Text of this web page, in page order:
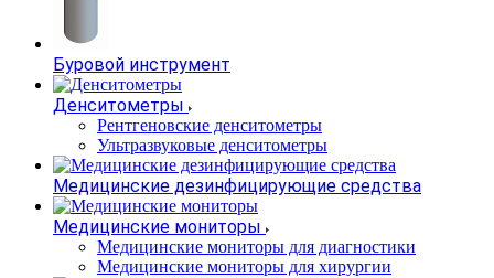
Буровой инструмент
Денситометры
Рентгеновские денситометры
Ультразвуковые денситометры
Медицинские дезинфицирующие средства
Медицинские мониторы
Медицинские мониторы для диагностики
Медицинские мониторы для хирургии